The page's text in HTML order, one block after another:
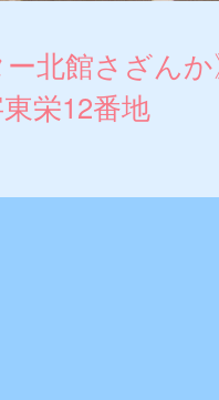
ー北館さざん
栄12番地